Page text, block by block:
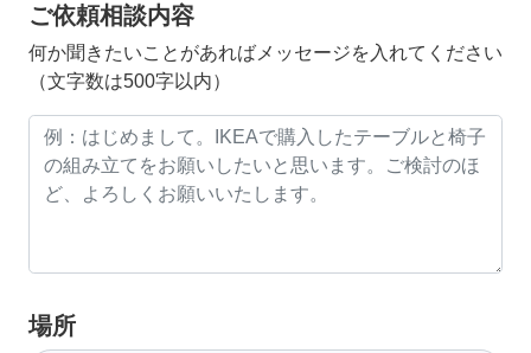
ご依頼相談内容
何か聞きたいことがあればメッセージを入れてください
（文字数は500字以内）
場所